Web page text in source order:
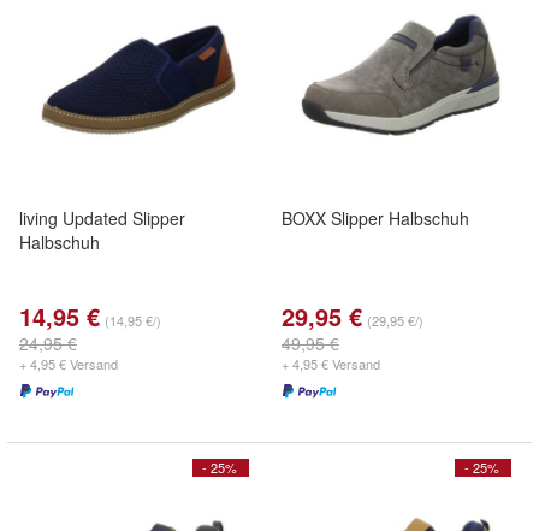
living Updated Slipper
Halbschuh
14,95 € (14,95 €/)
24,95 €
+ 4,95 € Versand
BOXX Slipper Halbschuh
29,95 € (29,95 €/)
49,95 €
+ 4,95 € Versand
- 25% - 25%